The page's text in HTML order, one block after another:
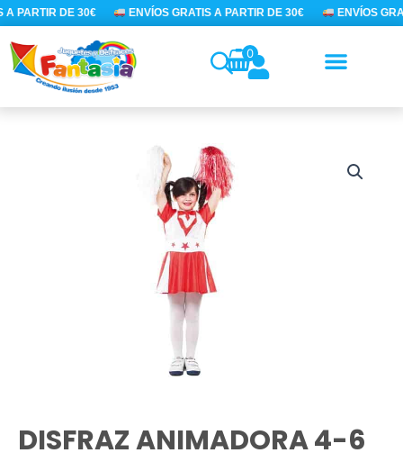
Ir
al
contenido
PARTIR DE 30€ ENVÍOS GRATIS A PARTIR DE 30€ ENVÍOS
0
DISFRAZ ANIMADORA 4-6